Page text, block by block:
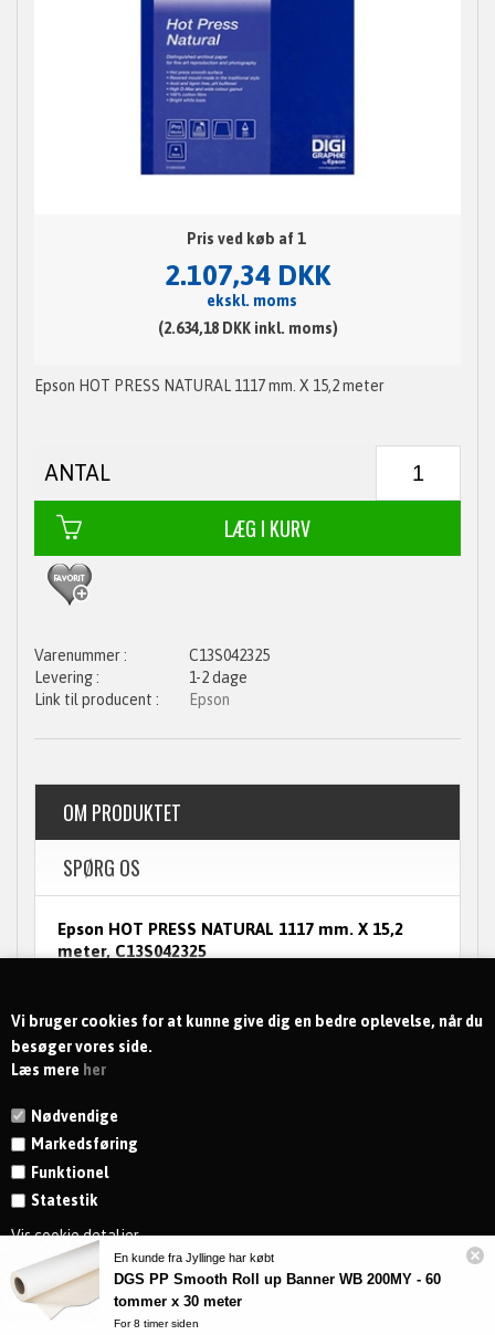
Vi bruger cookies for at kunne give dig en bedre oplevelse, når du
besøger vores side.
Læs mere her
Nødvendige
Markedsføring
Funktionel
Statestik
Vis cookie detaljer
Pris ved køb af 1
2.107,34 DKK
ekskl. moms
(2.634,18 DKK inkl. moms)
Epson HOT PRESS NATURAL 1117 mm. X 15,2 meter
ANTAL
C13S042325
1-2 dage
Epson
OM PRODUKTET
SPØRG OS
Epson HOT PRESS NATURAL 1117 mm. X 15,2
meter, C13S042325
15,2 meter
KONTAKT
MODTAG NYHEDER OG TILBUD
En kunde fra Jyllinge har købt
DGS PP Smooth Roll up Banner WB 200MY - 60
tommer x 30 meter
For 8 timer siden